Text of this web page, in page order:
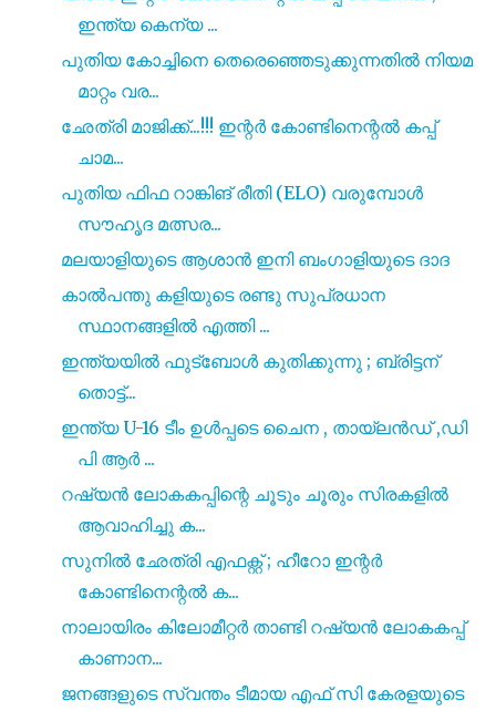
ഇന്ത്യ കെന്യ ...
പുതിയ കോച്ചിനെ തെരെഞ്ഞെടുക്കുന്നതിൽ നിയമ
മാറ്റം വര...
ഛേത്രി മാജിക്ക്...!!! ഇന്റർ കോണ്ടിനെന്റൽ കപ്പ്
ചാമ...
പുതിയ ഫിഫ റാങ്കിങ് രീതി (ELO) വരുമ്പോൾ
സൗഹൃദ മത്സര...
മലയാളിയുടെ ആശാൻ ഇനി ബംഗാളിയുടെ ദാദ
കാൽപന്തു കളിയുടെ രണ്ടു സുപ്രധാന
സ്ഥാനങ്ങളിൽ എത്തി ...
ഇന്ത്യയിൽ ഫുട്ബോൾ കുതിക്കുന്നു ; ബ്രിട്ടന്
തൊട്ട്...
ഇന്ത്യ U-16 ടീം ഉൾപ്പടെ ചൈന , തായ്‌ലൻഡ് ,ഡി
പി ആർ ...
റഷ്യൻ ലോകകപ്പിന്റെ ചൂടും ചൂരും സിരകളിൽ
ആവാഹിച്ചു ക...
സുനിൽ ഛേത്രി എഫക്റ്റ്‌ ; ഹീറോ ഇന്റർ
കോണ്ടിനെന്റൽ ക...
നാലായിരം കിലോമീറ്റര്‍ താണ്ടി റഷ്യൻ ലോകകപ്പ്‌
കാണാന...
ജനങ്ങളുടെ സ്വന്തം ടീമായ എഫ് സി കേരളയുടെ